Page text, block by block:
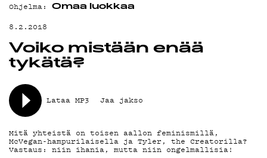
MAINOSTA
YHTEYSTIEDOT
G LIVELAB
YSTÄVÄKLUBI
TIETOSUOJA
KIRJAUDU SISÄÄN
Ohjelma: Omaa luokkaa
8.2.2018
Voiko mistään enää
tykätä?
Lataa MP3 Jaa jakso
Mitä yhteistä on toisen aallon feminismillä,
McVegan-hampurilaisella ja Tyler, the Creatorilla?
Vastaus: niin ihania, mutta niin ongelmallisia!